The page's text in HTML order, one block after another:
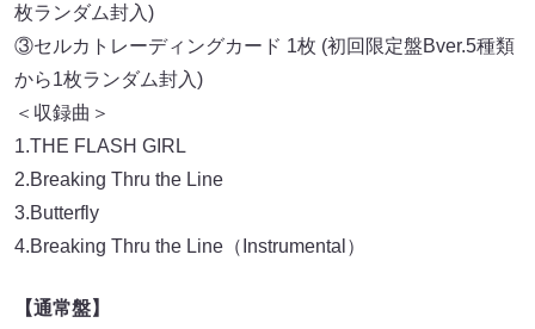
枚ランダム封入)
③セルカトレーディングカード 1枚 (初回限定盤Bver.5種類
から1枚ランダム封入)
＜収録曲＞
1.THE FLASH GIRL
2.Breaking Thru the Line
3.Butterfly
4.Breaking Thru the Line（Instrumental）
【通常盤】